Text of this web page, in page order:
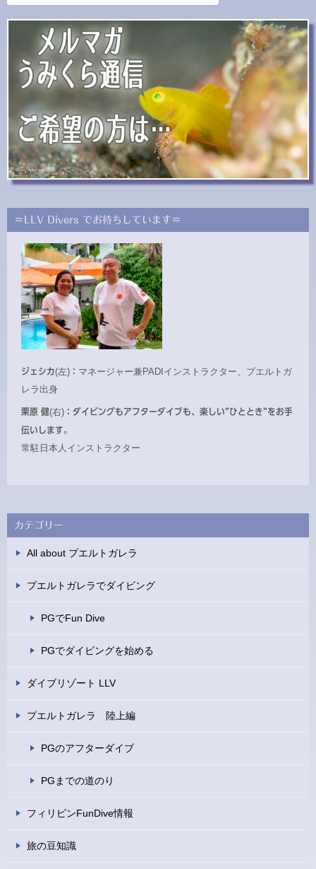
＝LLV Divers でお待ちしています＝
ジェシカ(左) ： マネージャー兼PADIインストラクター、プエルトガ
レラ出身
栗原 健(右) ：ダイビングもアフターダイブも、楽しい”ひととき”をお手
伝いします。
常駐日本人インストラクター
カテゴリー
All about プエルトガレラ
プエルトガレラでダイビング
PGでFun Dive
PGでダイビングを始める
ダイブリゾート LLV
プエルトガレラ 陸上編
PGのアフターダイブ
PGまでの道のり
フィリピンFunDive情報
旅の豆知識